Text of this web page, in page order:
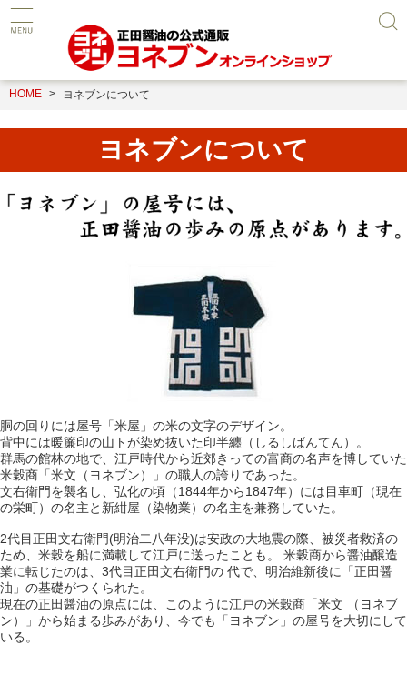
HOME ヨネブンについて
ヨネブンについて
胴の回りには屋号「米屋」の米の文字のデザイン。
背中には暖簾印の山トが染め抜いた印半纏（しるしばんてん）。
群馬の館林の地で、江戸時代から近郊きっての富商の名声を博していた
米穀商「米文（ヨネブン）」の職人の誇りであった。
文右衛門を襲名し、弘化の頃（1844年から1847年）には目車町（現在
の栄町）の名主と新紺屋（染物業）の名主を兼務していた。
2代目正田文右衛門(明治二八年没)は安政の大地震の際、被災者救済の
ため、米穀を船に満載して江戸に送ったことも。 米穀商から醤油醸造
業に転じたのは、3代目正田文右衛門の 代で、明治維新後に「正田醤
油」の基礎がつくられた。
現在の正田醤油の原点には、このように江戸の米穀商「米文 （ヨネブ
ン）」から始まる歩みがあり、今でも「ヨネブン」の屋号を大切にして
いる。